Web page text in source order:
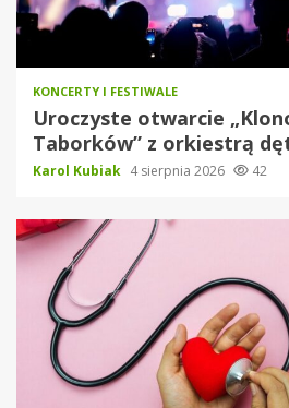
KONCERTY I FESTIWALE
Uroczyste otwarcie
Taborków” z orkiestrą
Karol Kubiak 4 sierpnia 2026 42